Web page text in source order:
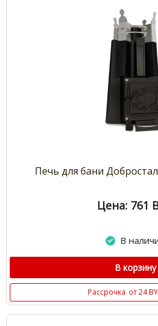
Печь для бани
Цена: 761
В
В корзину
Рассрочка от 24